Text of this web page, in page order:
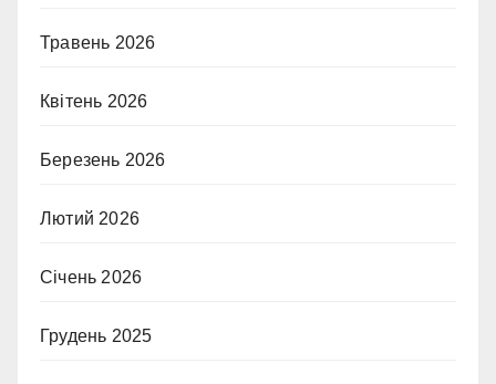
Травень 2026
Квітень 2026
Березень 2026
Лютий 2026
Січень 2026
Грудень 2025